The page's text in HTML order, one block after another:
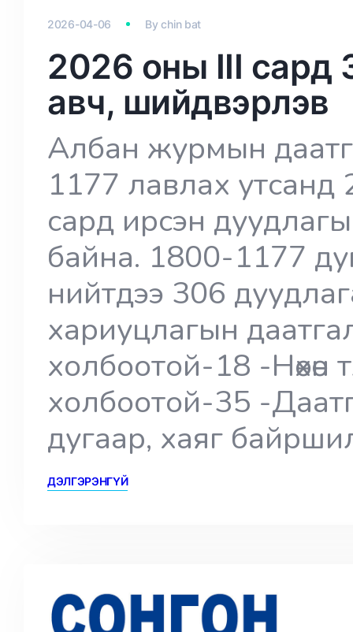
2026-04-06 Bychin bat
2026 оны III сард
авч, шийдвэрлэв
Албан журмын
1177 лавлах
сард ирсэн
байна. 1800-1177
нийтдээ 306
хариуцлагын
холбоотой-18 -Нөхөн
холбоотой-35 -
дугаар, хаяг
ДЭЛГЭРЭНГҮЙ